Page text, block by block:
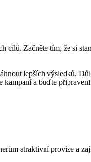
cílů. Začněte tím, že si
lepších výsledků.
a buďte
atraktivní provize a